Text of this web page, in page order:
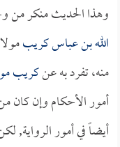
وهذا الحديث منكر من
الله بن عباسكريب
منه، تفرد به عنكريب
أمور الأحكام وإن كان
أيضاً في أمور الرواية,